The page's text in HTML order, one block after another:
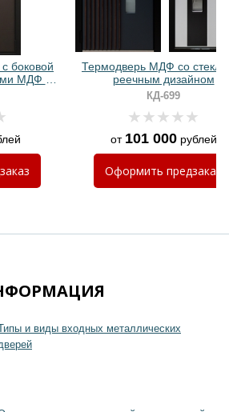
Хочу такую
боковой
МДФ и
Термодверь МДФ со
реечным дизайном
КД-699
от 101 000рублей
Оформить предзаказ
и виды входных металлических